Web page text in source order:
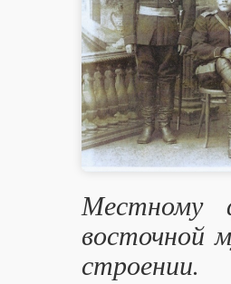
Местному
восточной
строении.